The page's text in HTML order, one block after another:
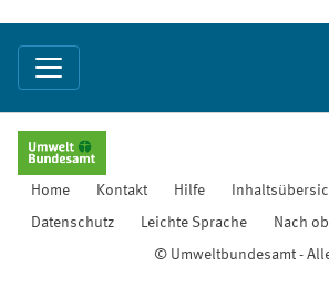
Home Kontakt Hilfe
Datenschutz Leichte Sprache Nach
© Umweltbundesamt -